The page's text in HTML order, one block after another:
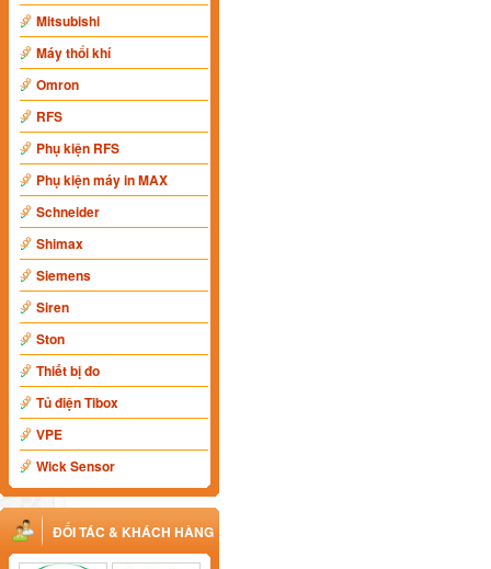
Mitsubishi
Máy thổi khí
Omron
RFS
Phụ kiện RFS
Phụ kiện máy in MAX
Schneider
Shimax
Siemens
Siren
Ston
Thiết bị đo
Tủ điện Tibox
VPE
Wick Sensor
ĐỐI TÁC & KHÁCH HÀNG